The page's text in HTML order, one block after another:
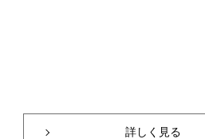
詳しく見る